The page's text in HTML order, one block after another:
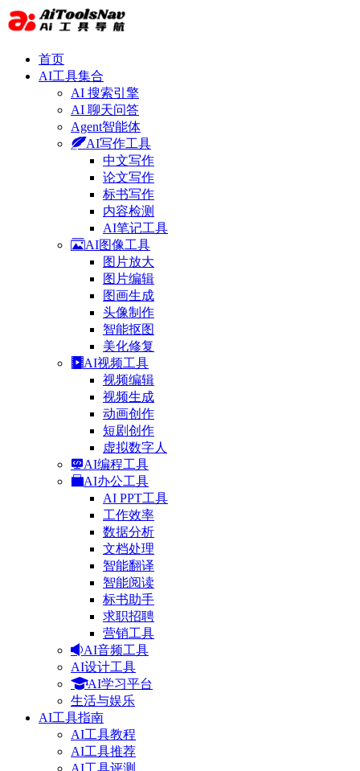
首页
AI工具集合
AI 搜索引擎
AI 聊天问答
Agent智能体
AI写作工具
中文写作
论文写作
标书写作
内容检测
AI笔记工具
AI图像工具
图片放大
图片编辑
图画生成
头像制作
智能抠图
美化修复
AI视频工具
视频编辑
视频生成
动画创作
短剧创作
虚拟数字人
AI编程工具
AI办公工具
AI PPT工具
工作效率
数据分析
文档处理
智能翻译
智能阅读
标书助手
求职招聘
营销工具
AI音频工具
AI设计工具
AI学习平台
生活与娱乐
AI工具指南
AI工具教程
AI工具推荐
AI工具评测